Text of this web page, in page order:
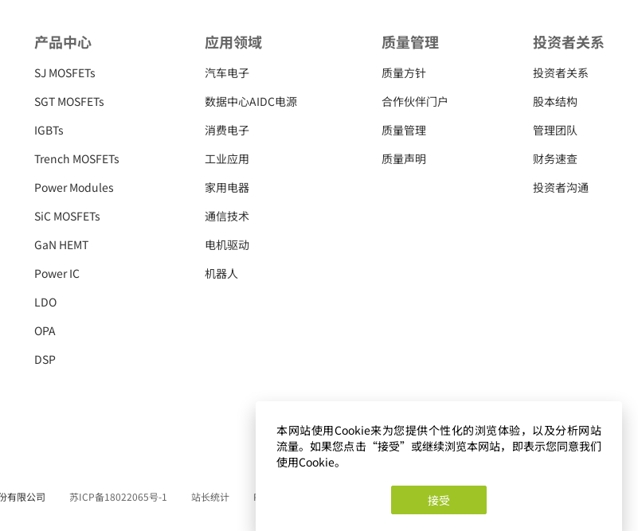
产品中心
SJ MOSFETs
SGT MOSFETs
IGBTs
Trench MOSFETs
Power Modules
SiC MOSFETs
GaN HEMT
Power IC
LDO
OPA
DSP
应用领域
汽车电子
数据中心AIDC电源
消费电子
工业应用
家用电器
通信技术
电机驱动
机器人
质量管理
质量方针
合作伙伴门户
质量管理
质量声明
投资者关系
投资者关系
股本结构
管理团队
财务速查
投资者沟通
有限公司 苏ICP备18022065号-1 站长统计 Powered by SE
本网站使用Cookie来为您提供个性化的浏览体验，以及分析网站
流量。如果您点击“接受”或继续浏览本网站，即表示您同意我们
使用Cookie。
接受